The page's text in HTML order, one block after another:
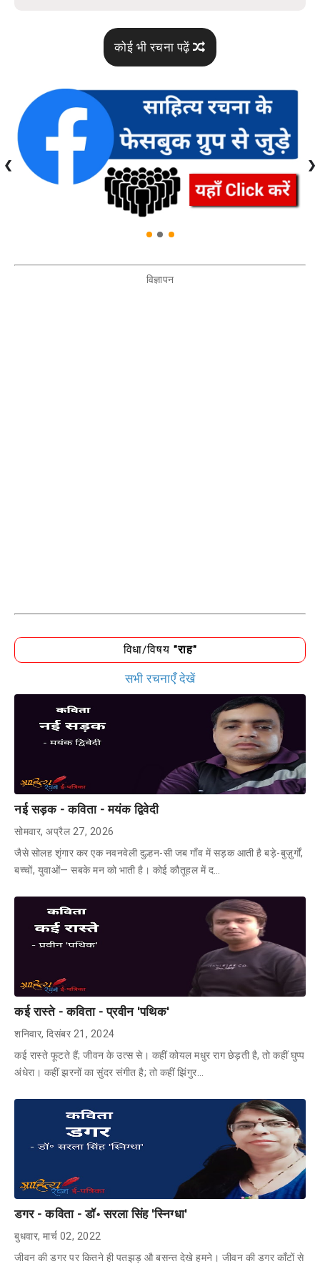
कोई भी रचना पढ़ें
❮ ❯
विज्ञापन
विधा/विषय "राह"
सभी रचनाएँ देखें
नई सड़क - कविता - मयंक द्विवेदी
सोमवार, अप्रैल 27, 2026
जैसे सोलह शृंगार कर एक नवनवेली दुल्हन-सी जब गाँव में सड़क आती है बड़े-बुज़ुर्गों,
बच्चों, युवाओं— सबके मन को भाती है। ​कोई कौतूहल में द…
कई रास्ते - कविता - प्रवीन 'पथिक'
शनिवार, दिसंबर 21, 2024
कई रास्ते फूटते हैं; जीवन के उत्स से। कहीं कोयल मधुर राग छेड़ती है, तो कहीं घुप्प
अंधेरा। कहीं झरनों का सुंदर संगीत है; तो कहीं झिंगुर…
डगर - कविता - डॉ॰ सरला सिंह 'स्निग्धा'
बुधवार, मार्च 02, 2022
जीवन की डगर पर कितने ही पतझड़ औ बसन्त देखे हमने। जीवन की डगर काँटों से